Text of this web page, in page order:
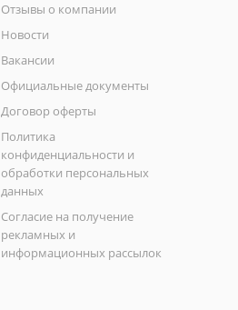
Отзывы о компании
Новости
Вакансии
Официальные документы
Договор оферты
Политика
конфиденциальности и
обработки персональных
данных
Согласие на получение
рекламных и
информационных рассылок